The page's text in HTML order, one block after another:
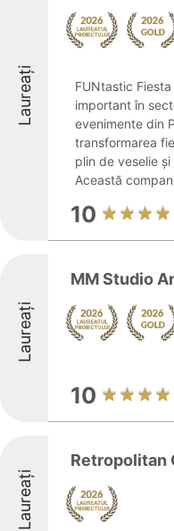
Laureați
FUNtastic
important în
evenimente din
transformarea
plin de veselie
Această
10
Laureați
MM Studio
10
Laureați
Retropolitan